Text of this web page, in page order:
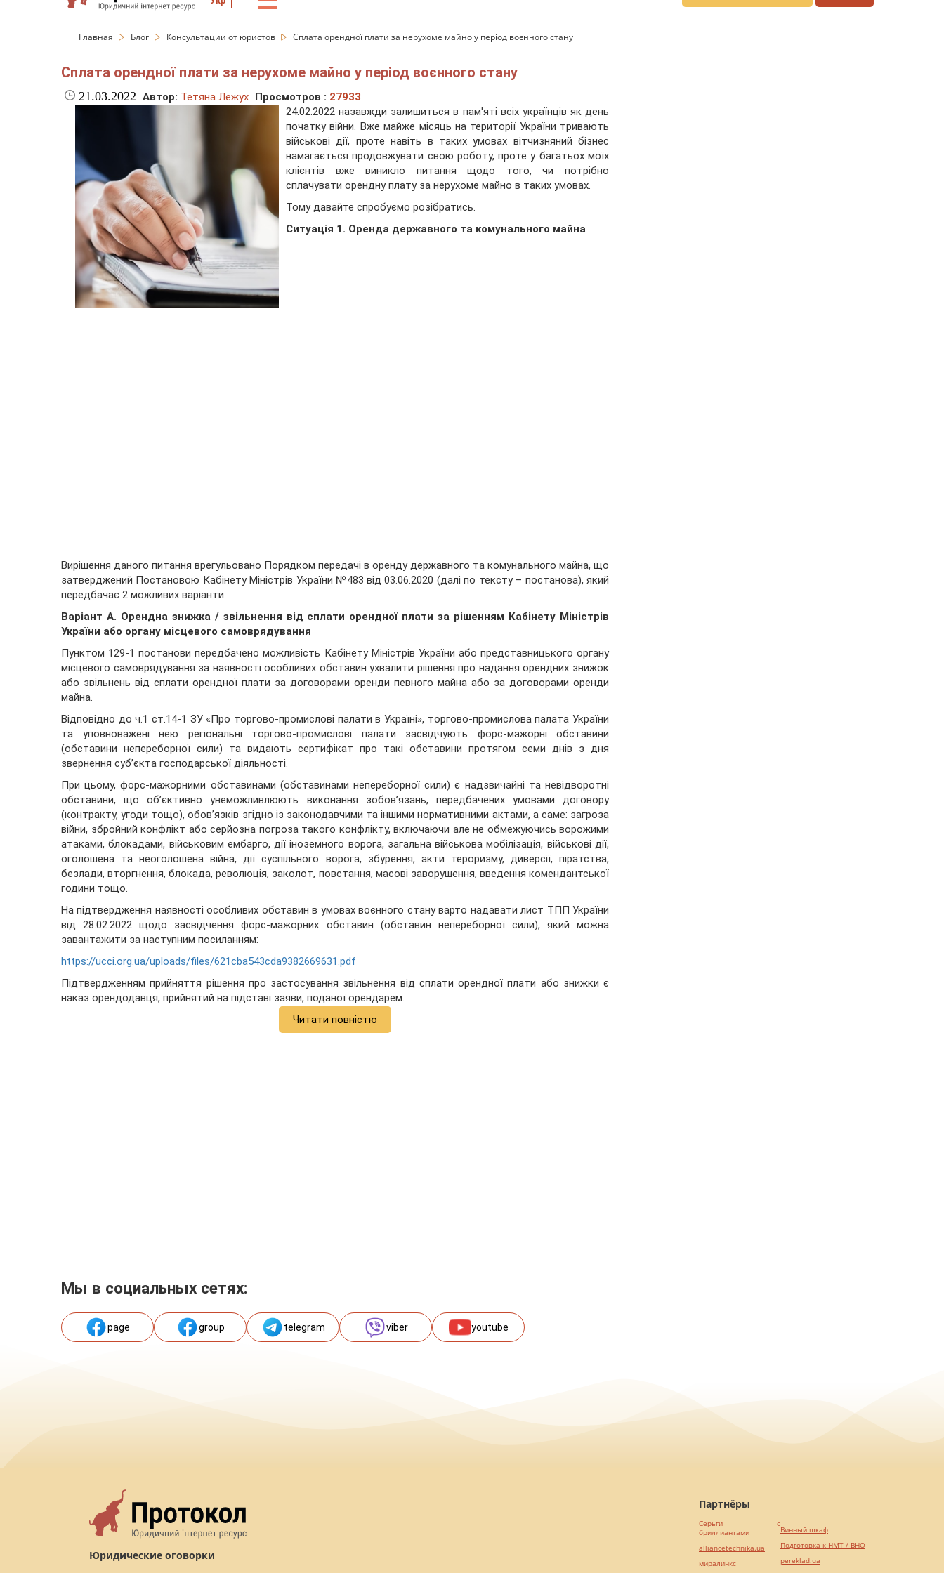
Главная Блог Консультации от юристов Сплата орендної плати за нерухоме майно у період воєнного стану
Сплата орендної плати за нерухоме майно у період воєнного стану
21.03.2022 Автор: Тетяна Лежух Просмотров : 27933
24.02.2022 назавжди залишиться в пам'яті всіх українців як день
початку війни. Вже майже місяць на території України тривають
військові дії, проте навіть в таких умовах вітчизняний бізнес
намагається продовжувати свою роботу, проте у багатьох моїх
клієнтів вже виникло питання щодо того, чи потрібно
сплачувати орендну плату за нерухоме майно в таких умовах.
Тому давайте спробуємо розібратись.
Ситуація 1. Оренда державного та комунального майна
Вирішення даного питання врегульовано Порядком передачі в оренду державного та комунального майна, що
затверджений Постановою Кабінету Міністрів України №483 від 03.06.2020 (далі по тексту – постанова), який
передбачає 2 можливих варіанти.
Варіант А. Орендна знижка / звільнення від сплати орендної плати за рішенням Кабінету Міністрів
України або органу місцевого самоврядування
Пунктом 129-1 постанови передбачено можливість Кабінету Міністрів України або представницького органу
місцевого самоврядування за наявності особливих обставин ухвалити рішення про надання орендних знижок
або звільнень від сплати орендної плати за договорами оренди певного майна або за договорами оренди
майна.
Відповідно до ч.1 ст.14-1 ЗУ «Про торгово-промислові палати в Україні», торгово-промислова палата України
та уповноважені нею регіональні торгово-промислові палати засвідчують форс-мажорні обставини
(обставини непереборної сили) та видають сертифікат про такі обставини протягом семи днів з дня
звернення суб’єкта господарської діяльності.
При цьому, форс-мажорними обставинами (обставинами непереборної сили) є надзвичайні та невідворотні
обставини, що об’єктивно унеможливлюють виконання зобов’язань, передбачених умовами договору
(контракту, угоди тощо), обов’язків згідно із законодавчими та іншими нормативними актами, а саме: загроза
війни, збройний конфлікт або серйозна погроза такого конфлікту, включаючи але не обмежуючись ворожими
атаками, блокадами, військовим ембарго, дії іноземного ворога, загальна військова мобілізація, військові дії,
оголошена та неоголошена війна, дії суспільного ворога, збурення, акти тероризму, диверсії, піратства,
безлади, вторгнення, блокада, революція, заколот, повстання, масові заворушення, введення комендантської
години тощо.
На підтвердження наявності особливих обставин в умовах воєнного стану варто надавати лист ТПП України
від 28.02.2022 щодо засвідчення форс-мажорних обставин (обставин непереборної сили), який можна
завантажити за наступним посиланням:
https://ucci.org.ua/uploads/files/621cba543cda9382669631.pdf
Підтвердженням прийняття рішення про застосування звільнення від сплати орендної плати або знижки є
наказ орендодавця, прийнятий на підставі заяви, поданої орендарем.
Читати повністю
Мы в социальных сетях:
page group telegram viber youtube
Юридические оговорки
Партнёры
Серьги с
бриллиантами
alliancetechnika.ua
миралинкс
Винный шкаф
Подготовка к НМТ / ВНО
pereklad.ua